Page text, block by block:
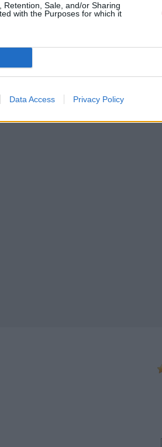
Sale, and/or Sharing
with the Purposes for which it
Data Access Privacy Policy